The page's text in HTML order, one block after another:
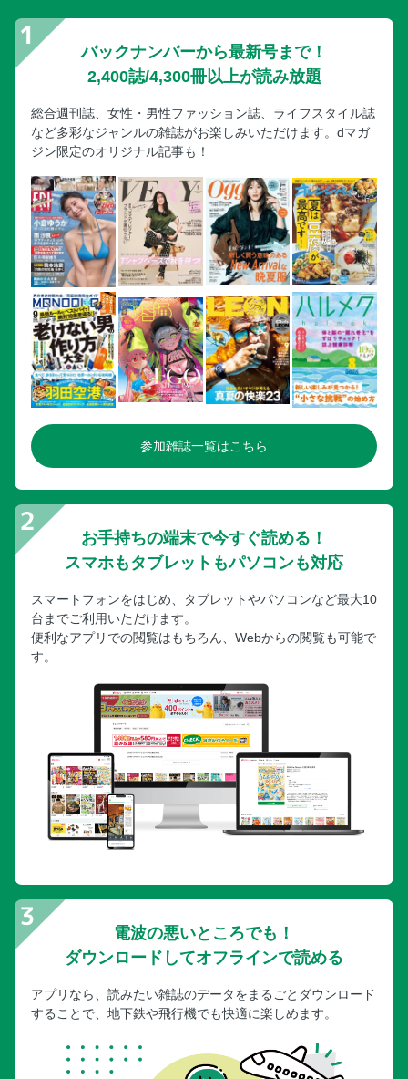
バックナンバーから最新号まで！
2,400誌/4,300冊以上が読み放題
総合週刊誌、女性・男性ファッション誌、ライフスタイル誌
など多彩なジャンルの雑誌がお楽しみいただけます。dマガ
ジン限定のオリジナル記事も！
参加雑誌一覧はこちら
お手持ちの端末で今すぐ読める！
スマホもタブレットもパソコンも対応
スマートフォンをはじめ、タブレットやパソコンなど最大10
台までご利用いただけます。
便利なアプリでの閲覧はもちろん、Webからの閲覧も可能で
す。
電波の悪いところでも！
ダウンロードしてオフラインで読める
アプリなら、読みたい雑誌のデータをまるごとダウンロード
することで、地下鉄や飛行機でも快適に楽しめます。